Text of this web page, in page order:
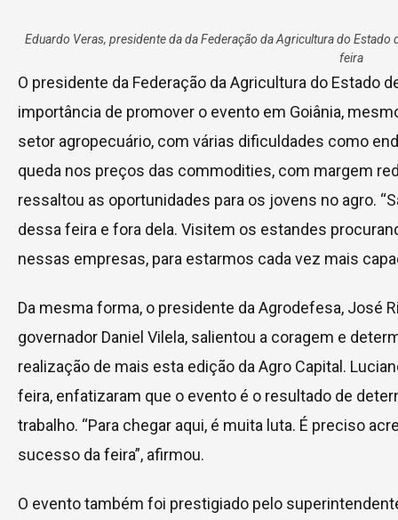
Eduardo Veras, presidente da da Federação da Agricultura do
feira
O presidente da Federação da Agricultura do Estado
importância de promover o evento em Goiânia,
setor agropecuário, com várias dificuldades como
queda nos preços das commodities, com margem
ressaltou as oportunidades para os jovens no agro.
dessa feira e fora dela. Visitem os estandes
nessas empresas, para estarmos cada vez mais
Da mesma forma, o presidente da Agrodefesa, José
governador Daniel Vilela, salientou a coragem e
realização de mais esta edição da Agro Capital.
feira, enfatizaram que o evento é o resultado de
trabalho. “Para chegar aqui, é muita luta. É preciso
sucesso da feira”, afirmou.
O evento também foi prestigiado pelo